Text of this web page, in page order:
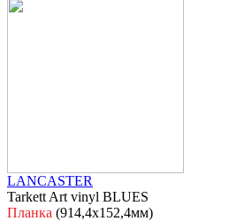
LANCASTER
Tarkett Art vinyl BLUES
Планка (914,4х152,4мм)